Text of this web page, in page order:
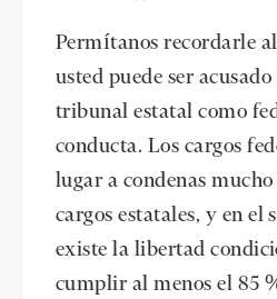
Permítanos recordarle
usted puede ser
tribunal estatal como
conducta. Los cargos
lugar a condenas
cargos estatales, y en el
existe la libertad
cumplir al menos el 85